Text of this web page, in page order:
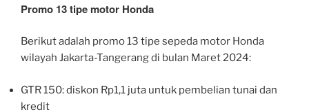
Promo 13 tipe motor Honda
Berikut adalah promo 13 tipe sepeda motor Honda
wilayah Jakarta-Tangerang di bulan Maret 2024:
GTR 150: diskon Rp1,1 juta untuk pembelian tunai dan
kredit